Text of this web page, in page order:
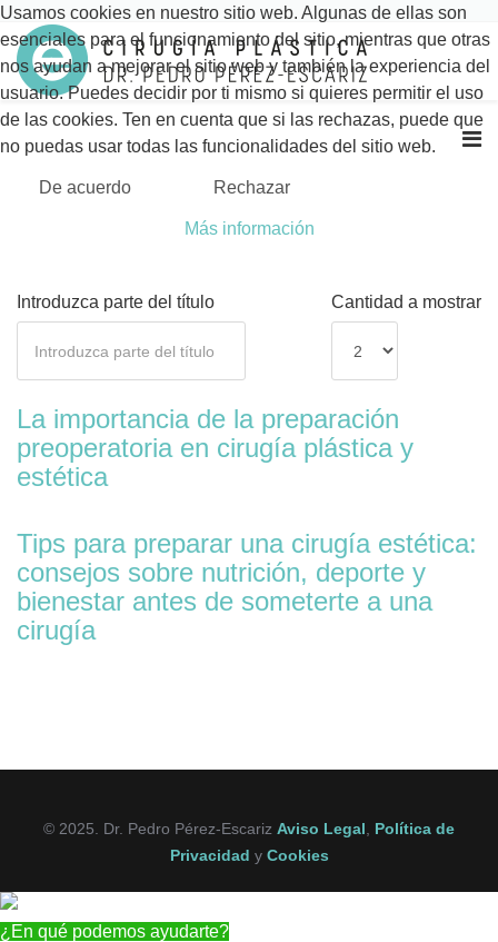
Introduzca parte del título Cantidad a mostrar
La importancia de la preparación
preoperatoria en cirugía plástica y
estética
Tips para preparar una cirugía estética:
consejos sobre nutrición, deporte y
bienestar antes de someterte a una
cirugía
© 2025. Dr. Pedro Pérez-Escariz Aviso Legal
Política de
Privacidad y Cookies
¿En qué podemos ayudarte?
Usamos cookies en nuestro sitio web. Algunas de ellas son
esenciales para el funcionamiento del sitio, mientras que otras
nos ayudan a mejorar el sitio web y también la experiencia del
usuario. Puedes decidir por ti mismo si quieres permitir el uso
de las cookies. Ten en cuenta que si las rechazas, puede que
no puedas usar todas las funcionalidades del sitio web.
De acuerdo Rechazar
Más información